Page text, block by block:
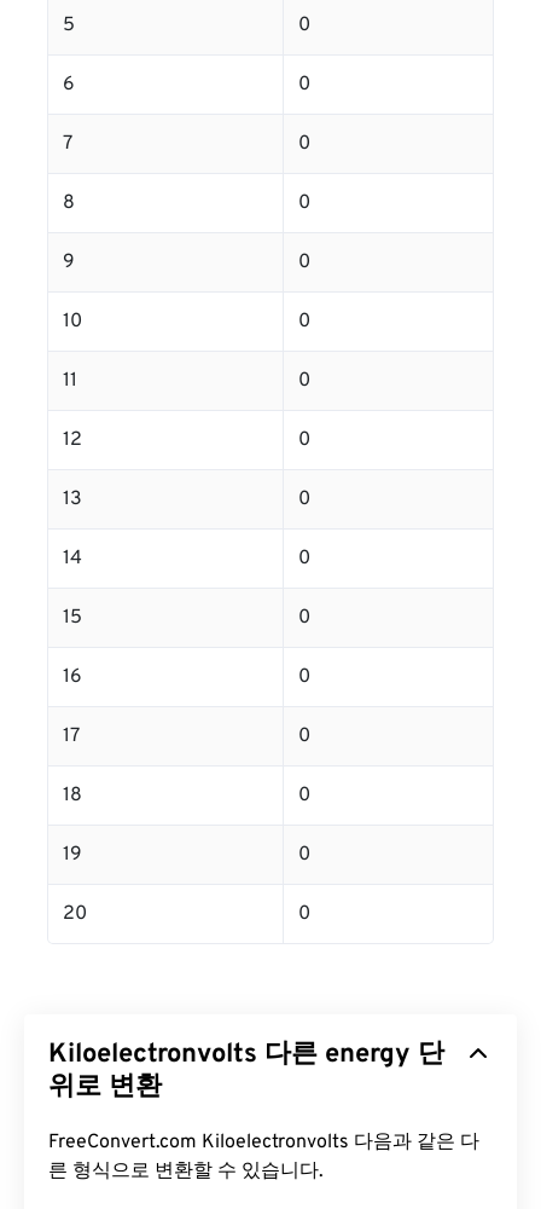
5 0
6 0
7 0
8 0
9 0
10 0
11 0
12 0
13 0
14 0
15 0
16 0
17 0
18 0
19 0
20 0
Kiloelectronvolts 다른 energy 단
위로 변환
FreeConvert.com Kiloelectronvolts 다음과 같은 다
른 형식으로 변환할 수 있습니다.